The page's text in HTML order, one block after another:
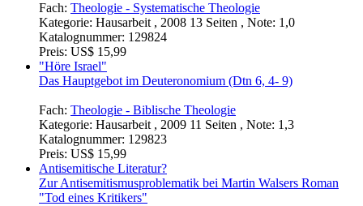
Fach: Theologie - Systematische Theologie
Kategorie: Hausarbeit , 2008 13 Seiten , Note: 1,0
Katalognummer: 129824
Preis: US$ 15,99
"Höre Israel"
Das Hauptgebot im Deuteronomium (Dtn 6, 4- 9)
Fach: Theologie - Biblische Theologie
Kategorie: Hausarbeit , 2009 11 Seiten , Note: 1,3
Katalognummer: 129823
Preis: US$ 15,99
Antisemitische Literatur?
Zur Antisemitismusproblematik bei Martin Walsers Roman
"Tod eines Kritikers"